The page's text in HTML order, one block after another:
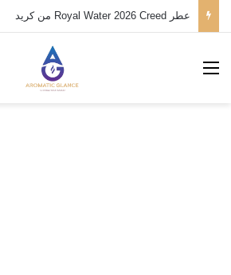
عطر Royal Water 2026 Creed من كريد
القائمة